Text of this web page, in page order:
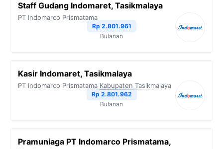
Staff Gudang Indomaret, Tasikmalaya
PT Indomarco Prismatama
Rp 2.801.961
Bulanan
Kasir Indomaret, Tasikmalaya
PT Indomarco Prismatama Kabupaten Tasikmalaya
Rp 2.801.962
Bulanan
Pramuniaga PT Indomarco Prismatama,